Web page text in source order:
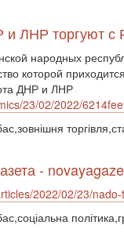
ЛНР торгуют с
народных
которой
ДНР и ЛНР
23/02/2022/
-
2022/02/23/